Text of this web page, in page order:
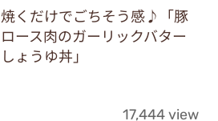
焼くだけでごちそう感♪「豚
ロース肉のガーリックバター
しょうゆ丼」
17,444 view